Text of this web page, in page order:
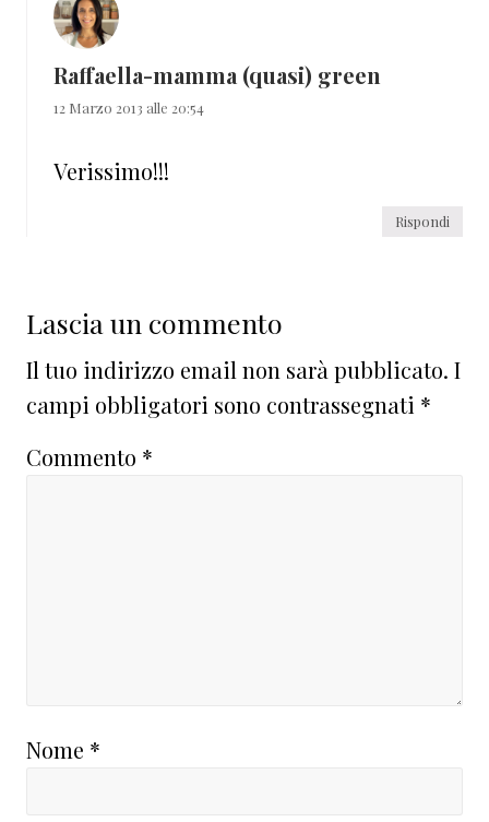
Raffaella-mamma (quasi) green
12 Marzo 2013 alle 20:54
Verissimo!!!
Rispondi
Lascia un commento
Il tuo indirizzo email non sarà pubblicato. I
campi obbligatori sono contrassegnati *
Commento *
Nome *